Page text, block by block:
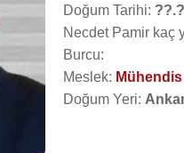
Doğum Tarihi:
Necdet Pamir kaç
Burcu:
Meslek: Mühendis
Doğum Yeri: